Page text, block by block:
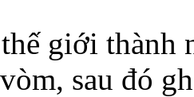
giới thành
sau đó